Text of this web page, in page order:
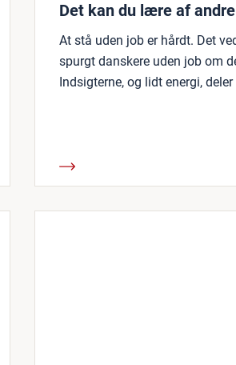
Det kan du lære af
At stå uden job er hårdt. Det
spurgt danskere uden job om
Indsigterne, og lidt energi,